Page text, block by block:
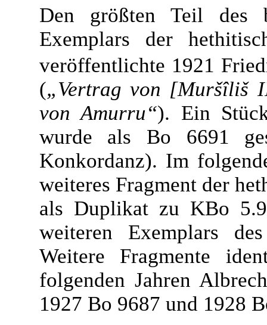
Den größten Teil des
Exemplars der
veröffentlichte 1921
(„Vertrag von [Muršîliš
von Amurru“). Ein
wurde als Bo 6691
Konkordanz). Im
weiteres Fragment der
als Duplikat zu KBo
weiteren Exemplars
Weitere Fragmente
folgenden Jahren
1927 Bo 9687 und 1928